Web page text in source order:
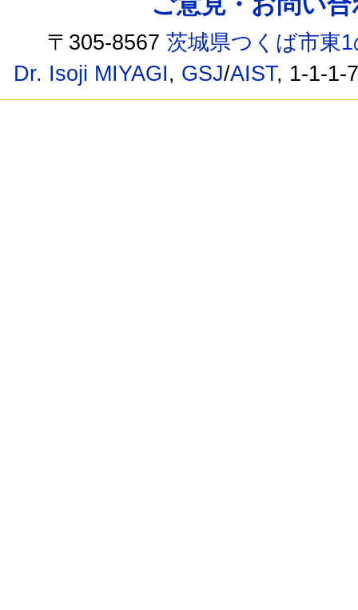
〒305-8567茨城県つくば市東
Dr. Isoji MIYAGI, GSJ/AIST, 1-1-1-